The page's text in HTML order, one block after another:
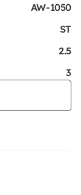
AW-1050
ST
2.5
3